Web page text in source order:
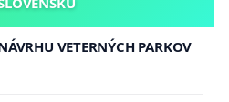
VETERNÝCH PARKOV